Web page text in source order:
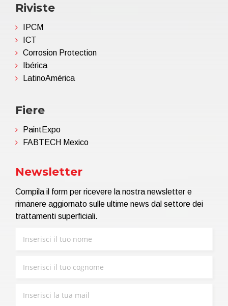
Riviste
IPCM
ICT
Corrosion Protection
Ibérica
LatinoAmérica
Fiere
PaintExpo
FABTECH Mexico
Newsletter
Compila il form per ricevere la nostra newsletter e
rimanere aggiornato sulle ultime news dal settore dei
trattamenti superficiali.